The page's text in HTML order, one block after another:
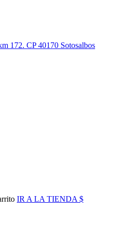
172. CP 40170 Sotosalbos
IR A LA TIENDA